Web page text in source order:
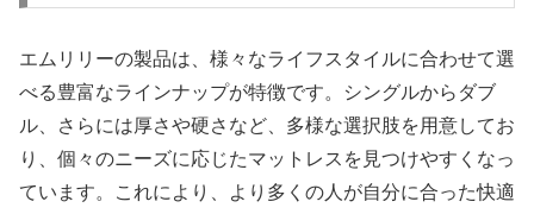
エムリリーの製品は、様々なライフスタイルに合わせて選
べる豊富なラインナップが特徴です。シングルからダブ
ル、さらには厚さや硬さなど、多様な選択肢を用意してお
り、個々のニーズに応じたマットレスを見つけやすくなっ
ています。これにより、より多くの人が自分に合った快適